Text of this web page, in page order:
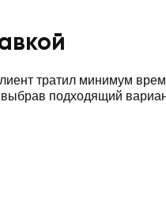
тратил минимум
подходящий